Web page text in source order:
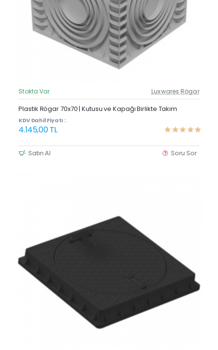
Güncel Fiyat
Stokta Var Luxwares Rögar
Plastik Rögar 70x70 | Kutusu ve Kapağı Birlikte Takım
KDV Dahil Fiyatı :
4.145,00 TL
Satın Al Soru Sor